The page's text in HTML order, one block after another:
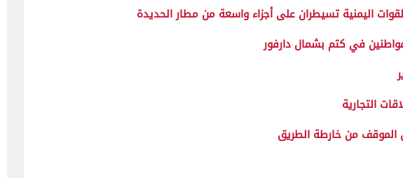
اليمنية تسيطران على أجزاء واسعة من مطار الحديدة
التجارية
الموقف من خارطة الطريق